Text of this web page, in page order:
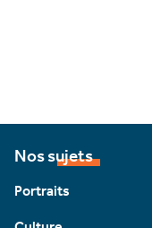
Nos sujets
Portraits